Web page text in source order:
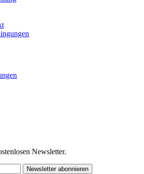
Newsletter.
Newsletter abonnieren